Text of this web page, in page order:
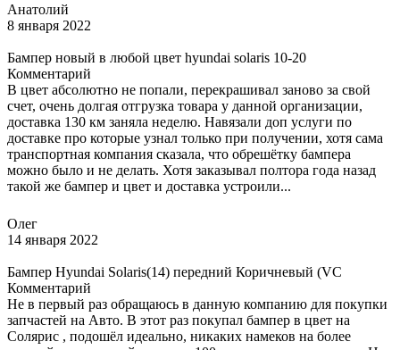
Анатолий
8 января 2022
Бампер новый в любой цвет hyundai solaris 10-20
Комментарий
В цвет абсолютно не попали, перекрашивал заново за свой
счет, очень долгая отгрузка товара у данной организации,
доставка 130 км заняла неделю. Навязали доп услуги по
доставке про которые узнал только при получении, хотя сама
транспортная компания сказала, что обрешётку бампера
можно было и не делать. Хотя заказывал полтора года назад
такой же бампер и цвет и доставка устроили...
Олег
14 января 2022
Бампер Hyundai Solaris(14) передний Коричневый (VC
Комментарий
Не в первый раз обращаюсь в данную компанию для покупки
запчастей на Авто. В этот раз покупал бампер в цвет на
Солярис , подошёл идеально, никаких намеков на более